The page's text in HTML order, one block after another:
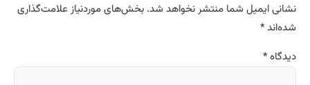
نشانی ایمیل شما منتشر نخواهد شد. بخش‌های موردنیاز علامت‌گذاری
شده‌اند*
دیدگاه*